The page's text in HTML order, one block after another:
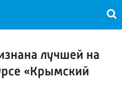
лучшей на
«Крымский